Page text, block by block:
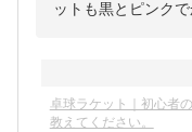
ットも黒とピンクで
卓球ラケット｜初心者
教えてください。